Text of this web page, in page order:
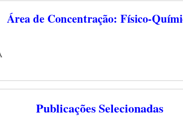
Área de Concentração: Físico-
Publicações Selecionadas